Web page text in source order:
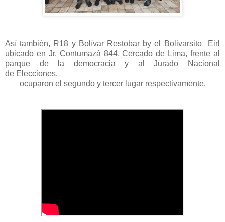
Así también, R18 y Bolívar Restobar by el Bolivarsito Eirl
ubicado en Jr. Contumazá 844, Cercado de Lima, frente al
parque de la democracia y al Jurado Nacional
de Elecciones,
ocuparon el segundo y tercer lugar respectivamente.